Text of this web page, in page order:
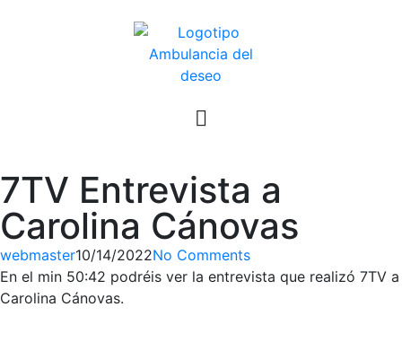
7TV Entrevista a
Carolina Cánovas
webmaster10/14/2022No Comments
En el min 50:42 podréis ver la entrevista que realizó 7TV a
Carolina Cánovas.